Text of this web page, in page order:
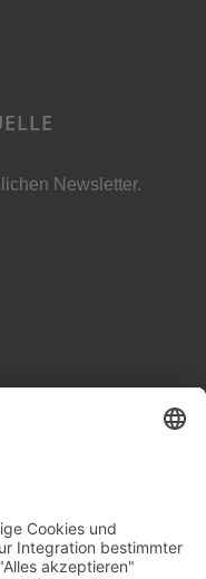
Newsletter.